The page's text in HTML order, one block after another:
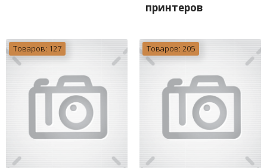
принтеров
Товаров: 127 Товаров: 205